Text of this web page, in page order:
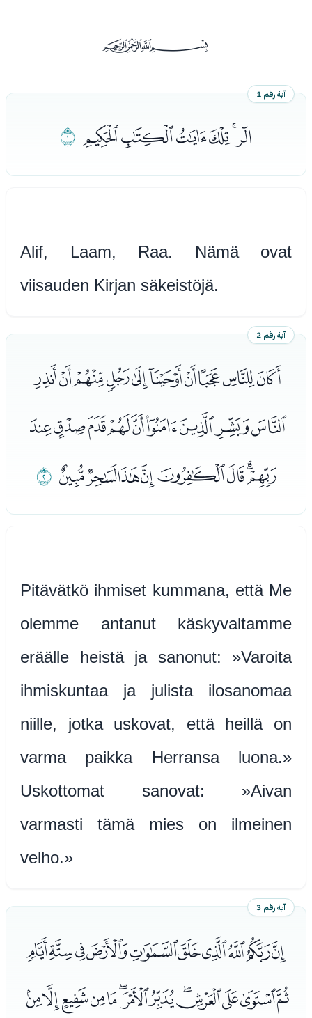
ﰡ
آية رقم 1
ﭑﭒﭓﭔﭕﭖ ﭗ
Alif, Laam, Raa. Nämä ovat
viisauden Kirjan säkeistöjä.
آية رقم 2
ﭘﭙﭚﭛﭜﭝﭞﭟﭠﭡ
ﭢﭣﭤﭥﭦﭧﭨﭩﭪ
ﭫﭬﭭﭮﭯﭰﭱﭲ ﭳ
Pitävätkö ihmiset kummana, että Me
olemme antanut käskyvaltamme
eräälle heistä ja sanonut: »Varoita
ihmiskuntaa ja julista ilosanomaa
niille, jotka uskovat, että heillä on
varma paikka Herransa luona.»
Uskottomat sanovat: »Aivan
varmasti tämä mies on ilmeinen
velho.»
آية رقم 3
ﭴﭵﭶﭷﭸﭹﭺﭻﭼﭽ
ﭾﭿﮀﮁﮂﮃﮄﮅﮆﮇﮈﮉﮊ